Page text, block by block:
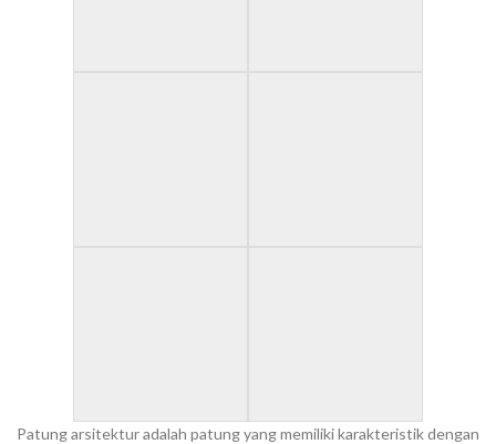
Patung arsitektur adalah patung yang memiliki karakteristik dengan